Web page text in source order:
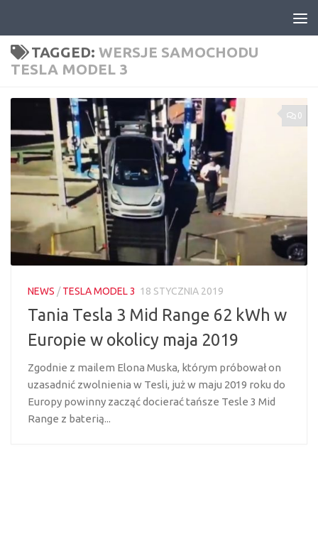
TAGGED: WERSJE SAMOCHODU
TESLA MODEL 3
0
NEWS /TESLA MODEL 3 18 STYCZNIA 2019
Tania Tesla 3 Mid Range 62 kWh w
Europie w okolicy maja 2019
Zgodnie z mailem Elona Muska, którym próbował on
uzasadnić zwolnienia w Tesli, już w maju 2019 roku do
Europy powinny zacząć docierać tańsze Tesle 3 Mid
Range z baterią...